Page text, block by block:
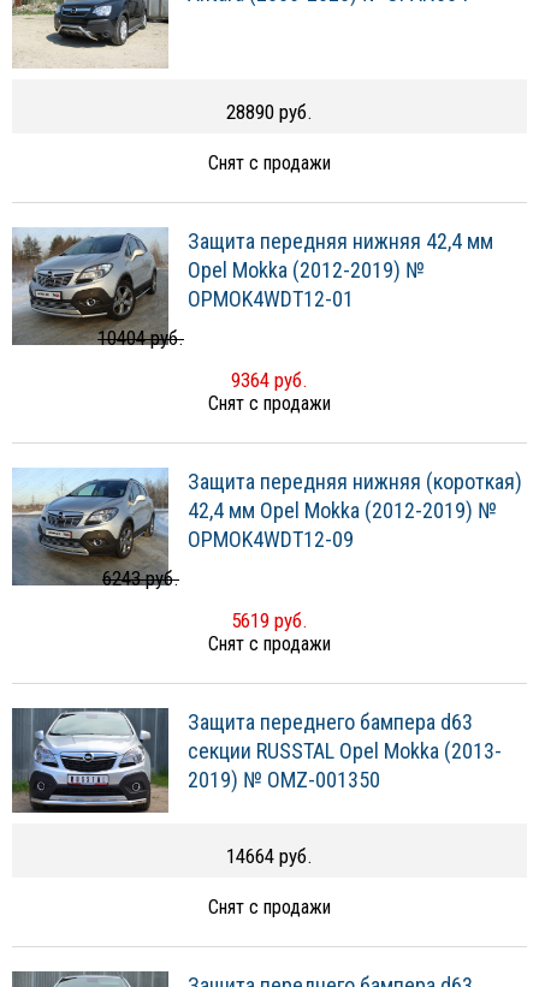
28890 руб.
Снят с продажи
Защита передняя нижняя 42,4 мм
Opel Mokka (2012-2019) №
OPMOK4WDT12-01
10404 руб.
9364 руб.
Снят с продажи
Защита передняя нижняя (короткая)
42,4 мм Opel Mokka (2012-2019) №
OPMOK4WDT12-09
6243 руб.
5619 руб.
Снят с продажи
Защита переднего бампера d63
секции RUSSTAL Opel Mokka (2013-
2019) № OMZ-001350
14664 руб.
Снят с продажи